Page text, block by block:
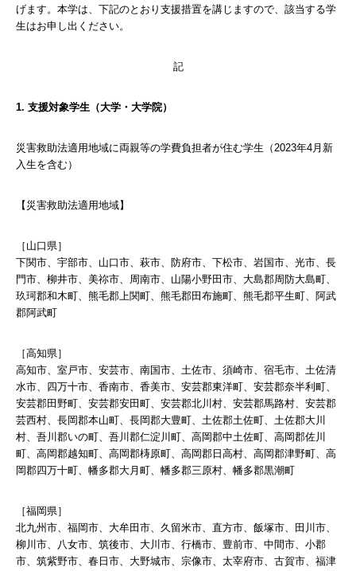
げます。本学は、下記のとおり支援措置を講じますので、該当する学
生はお申し出ください。
記
1. 支援対象学生（大学・大学院）
災害救助法適用地域に両親等の学費負担者が住む学生（2023年4月新
入生を含む）
【災害救助法適用地域】
［山口県］
下関市、宇部市、山口市、萩市、防府市、下松市、岩国市、光市、長
門市、柳井市、美祢市、周南市、山陽小野田市、大島郡周防大島町、
玖珂郡和木町、熊毛郡上関町、熊毛郡田布施町、熊毛郡平生町、阿武
郡阿武町
［高知県］
高知市、室戸市、安芸市、南国市、土佐市、須崎市、宿毛市、土佐清
水市、四万十市、香南市、香美市、安芸郡東洋町、安芸郡奈半利町、
安芸郡田野町、安芸郡安田町、安芸郡北川村、安芸郡馬路村、安芸郡
芸西村、長岡郡本山町、長岡郡大豊町、土佐郡土佐町、土佐郡大川
村、吾川郡いの町、吾川郡仁淀川町、高岡郡中土佐町、高岡郡佐川
町、高岡郡越知町、高岡郡梼原町、高岡郡日高村、高岡郡津野町、高
岡郡四万十町、幡多郡大月町、幡多郡三原村、幡多郡黒潮町
［福岡県］
北九州市、福岡市、大牟田市、久留米市、直方市、飯塚市、田川市、
柳川市、八女市、筑後市、大川市、行橋市、豊前市、中間市、小郡
市、筑紫野市、春日市、大野城市、宗像市、太宰府市、古賀市、福津